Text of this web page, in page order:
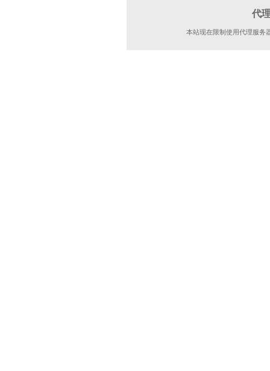
代
本站现在限制使用代理服务